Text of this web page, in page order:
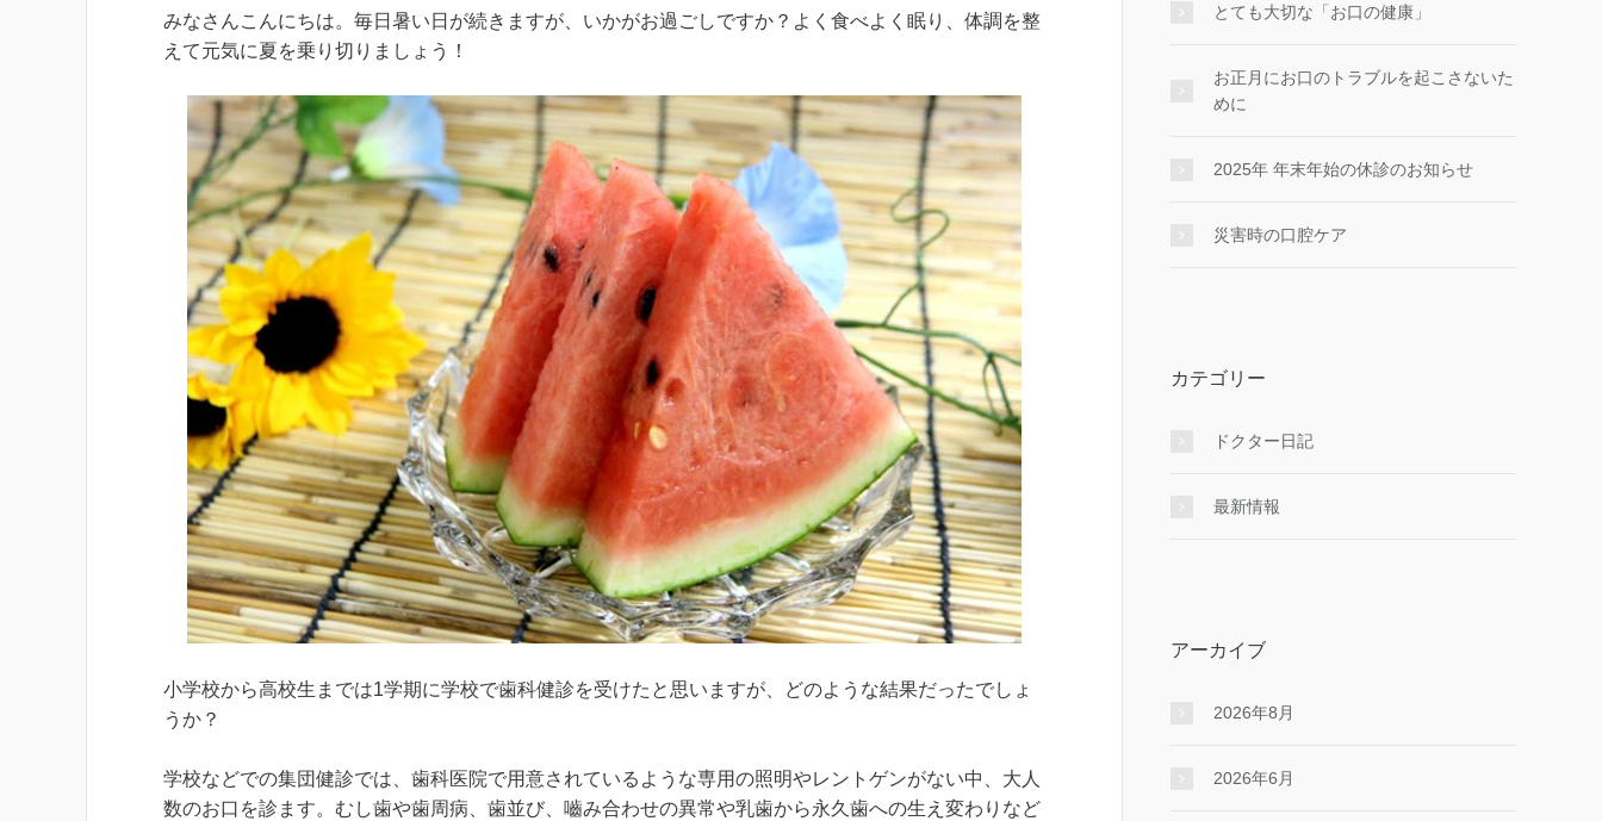
みなさんこんにちは。毎日暑い日が続きますが、いかがお過ごしですか？よく食べよく眠り、体調を整
えて元気に夏を乗り切りましょう！
小学校から高校生までは1学期に学校で歯科健診を受けたと思いますが、どのような結果だったでしょ
うか？
学校などでの集団健診では、歯科医院で用意されているような専用の照明やレントゲンがない中、大人
数のお口を診ます。むし歯や歯周病、歯並び、嚙み合わせの異常や乳歯から永久歯への生え変わりなど
とても大切な「お口の健康」
お正月にお口のトラブルを起こさないた
めに
2025年 年末年始の休診のお知らせ
災害時の口腔ケア
カテゴリー
ドクター日記
最新情報
アーカイブ
2026年8月
2026年6月